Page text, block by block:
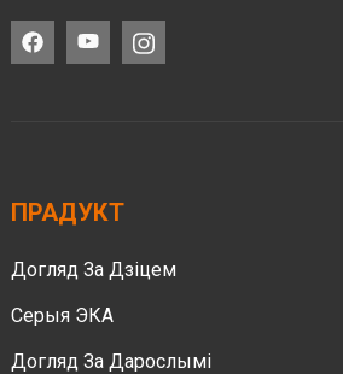
ПРАДУКТ
Догляд За Дзіцем
Серыя ЭКА
Догляд За Дарослымі